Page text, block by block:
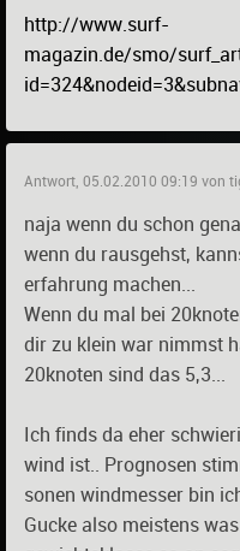
http://www.surf-
magazin.de/smo/
Antwort, 05.02.2010 09:19 von
naja wenn du schon
wenn du rausgehst,
erfahrung machen...
Wenn du mal bei
dir zu klein war nimmst
20knoten sind das 5,3...
Ich finds da eher
wind ist.. Prognosen
sonen windmesser bin
Gucke also meistens